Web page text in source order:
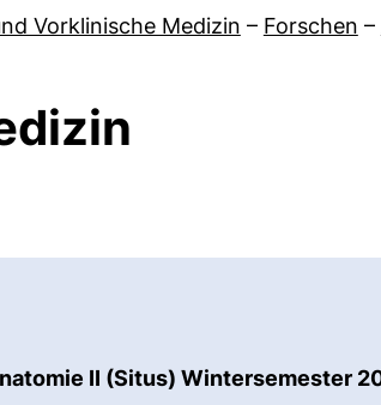
Vorklinische Medizin – Forschen –
II (Situs) Wintersemester